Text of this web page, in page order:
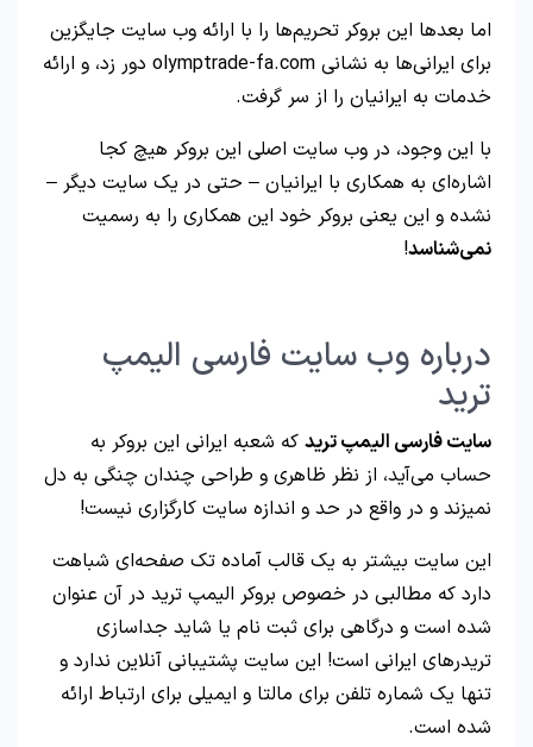
اما بعدها این بروکر تحریم‌ها را با ارائه وب سایت جایگزین
برای ایرانی‌ها به نشانی olymptrade-fa.com دور زد، و ارائه
خدمات به ایرانیان را از سر گرفت.
با این وجود، در وب سایت اصلی این بروکر هیچ کجا
اشاره‌ای به همکاری با ایرانیان – حتی در یک سایت دیگر –
نشده و این یعنی بروکر خود این همکاری را به رسمیت
نمی‌شناسد!
درباره وب سایت فارسی الیمپ
ترید
سایت فارسی الیمپ ترید که شعبه ایرانی این بروکر به
حساب می‌آید، از نظر ظاهری و طراحی چندان چنگی به دل
نمیزند و در واقع در حد و اندازه سایت کارگزاری نیست!
این سایت بیشتر به یک قالب آماده تک صفحه‌ای شباهت
دارد که مطالبی در خصوص بروکر الیمپ ترید در آن عنوان
شده است و درگاهی برای ثبت نام یا شاید جداسازی
تریدرهای ایرانی است! این سایت پشتیبانی آنلاین ندارد و
تنها یک شماره تلفن برای مالتا و ایمیلی برای ارتباط ارائه
شده است.